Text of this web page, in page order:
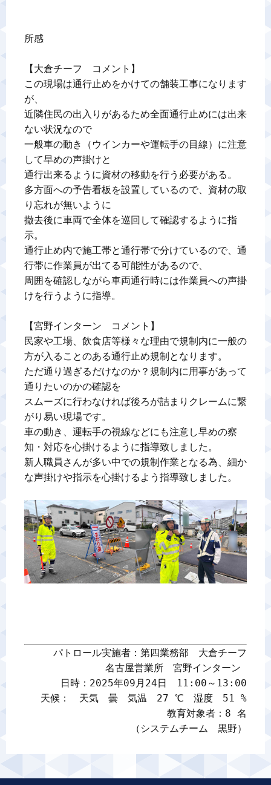
所感
【大倉チーフ　コメント】
この現場は通行止めをかけての舗装工事になります
が、
近隣住民の出入りがあるため全面通行止めには出来
ない状況なので
一般車の動き（ウインカーや運転手の目線）に注意
して早めの声掛けと
通行出来るように資材の移動を行う必要がある。
多方面への予告看板を設置しているので、資材の取
り忘れが無いように
撤去後に車両で全体を巡回して確認するように指
示。
通行止め内で施工帯と通行帯で分けているので、通
行帯に作業員が出てる可能性があるので、
周囲を確認しながら車両通行時には作業員への声掛
けを行うように指導。
【宮野インターン　コメント】
民家や工場、飲食店等様々な理由で規制内に一般の
方が入ることのある通行止め規制となります。
ただ通り過ぎるだけなのか？規制内に用事があって
通りたいのかの確認を
スムーズに行わなければ後ろが詰まりクレームに繋
がり易い現場です。
車の動き、運転手の視線などにも注意し早めの察
知・対応を心掛けるように指導致しました。
新人職員さんが多い中での規制作業となる為、細か
な声掛けや指示を心掛けるよう指導致しました。
パトロール実施者：第四業務部　大倉チーフ
名古屋営業所　宮野インターン
日時：2025年09月24日　11:00～13:00
天候：　天気　曇　気温　27 ℃　湿度　51 %
教育対象者：8 名
（システムチーム　黒野）